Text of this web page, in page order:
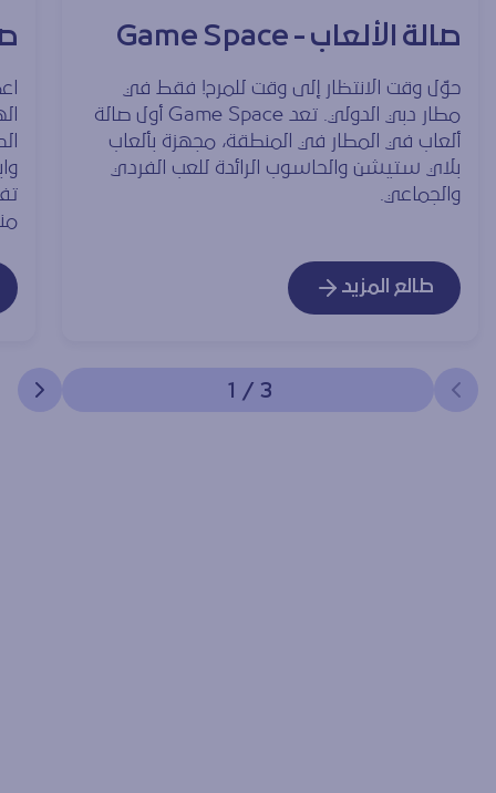
صالة الألعاب - Game Space
حوّل وقت الانتظار إلى وقت للمرح! فقط في
مطار دبي الدولي. تعد Game Space أول صالة
ألعاب في المطار في المنطقة، مجهزة بألعاب
بلاي ستيشن والحاسوب الرائدة للعب الفردي
والجماعي.
طالع المزيد
1 / 3